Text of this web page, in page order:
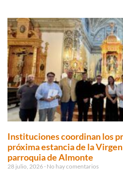
Instituciones coordinan los
próxima estancia de la
parroquia de Almonte
28 julio, 2026 No hay comentarios